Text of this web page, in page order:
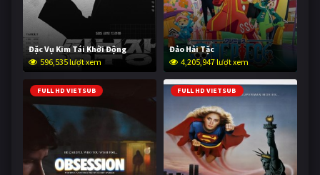
Đặc Vụ Kim Tái Khởi Động
596,535 lượt xem
Đảo Hải Tặc
4,205,947 lượt xem
FULL HD VIETSUB FULL HD VIETSUB